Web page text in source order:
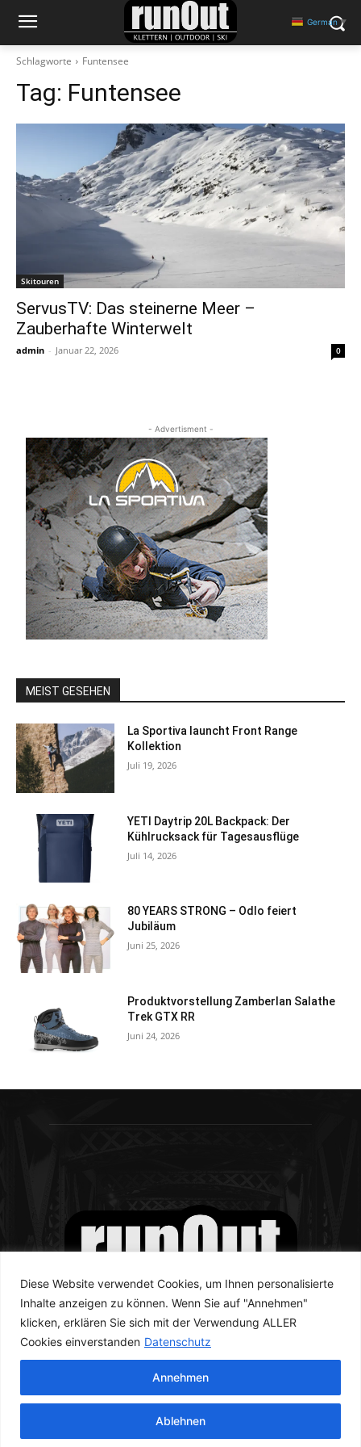
Diese Website verwendet Cookies, um Ihnen personalisierte
Inhalte anzeigen zu können. Wenn Sie auf "Annehmen"
klicken, erklären Sie sich mit der Verwendung ALLER
Cookies einverstanden Datenschutz
Ablehnen
Annehmen
Schlagworte Funtensee
Tag: Funtensee
Skitouren
ServusTV: Das steinerne Meer –
Zauberhafte Winterwelt
admin - Januar 22, 2026 0
- Advertisment -
MEIST GESEHEN
La Sportiva launcht Front Range
Kollektion
Juli 19, 2026
YETI Daytrip 20L Backpack: Der
Kühlrucksack für Tagesausflüge
Juli 14, 2026
80 YEARS STRONG – Odlo feiert
Jubiläum
Juni 25, 2026
Produktvorstellung Zamberlan Salathe
Trek GTX RR
Juni 24, 2026
© runOut Magazine 2023
German ▼